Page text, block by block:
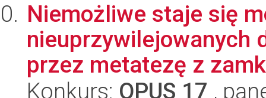
Niemożliwe staje się
nieuprzywilejowanych
przez metatezę z
Konkurs: OPUS 17 ,